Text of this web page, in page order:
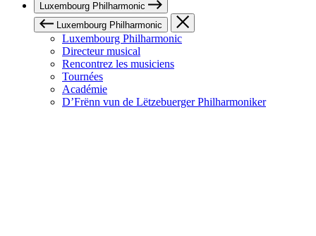
Luxembourg Philharmonic
Luxembourg Philharmonic
Luxembourg Philharmonic
Directeur musical
Rencontrez les musiciens
Tournées
Académie
D’Frënn vun de Lëtzebuerger Philharmoniker